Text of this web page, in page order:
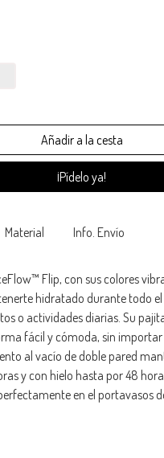
¡Pídelo ya!
Material Info. Envío
Flip, con sus colores
hidratado durante todo el
o actividades diarias. Su
fácil y cómoda, sin importar
al vacío de doble pared
y con hielo hasta por 48
en el portavasos